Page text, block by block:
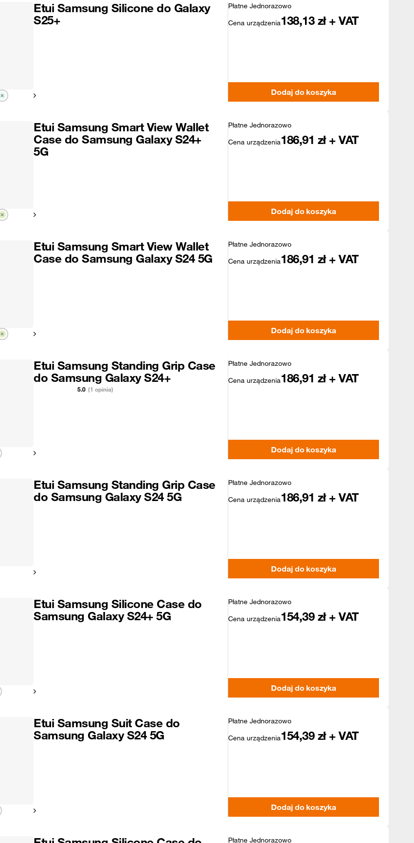
Pokaż następny
Etui Samsung Silicone do Galaxy
S25+
Płatne Jednorazowo
Cena urządzenia138,13 zł + VAT
Dodaj do koszyka
Pokaż następny
Etui Samsung Smart View Wallet
Case do Samsung Galaxy S24+
5G
Płatne Jednorazowo
Cena urządzenia186,91 zł + VAT
Dodaj do koszyka
Pokaż następny
Etui Samsung Smart View Wallet
Case do Samsung Galaxy S24 5G
Płatne Jednorazowo
Cena urządzenia186,91 zł + VAT
Dodaj do koszyka
Pokaż następny
Etui Samsung Standing Grip Case
do Samsung Galaxy S24+
5.0 (1 opinia)
Płatne Jednorazowo
Cena urządzenia186,91 zł + VAT
Dodaj do koszyka
Pokaż następny
Etui Samsung Standing Grip Case
do Samsung Galaxy S24 5G
Płatne Jednorazowo
Cena urządzenia186,91 zł + VAT
Dodaj do koszyka
Pokaż następny
Etui Samsung Silicone Case do
Samsung Galaxy S24+ 5G
Płatne Jednorazowo
Cena urządzenia154,39 zł + VAT
Dodaj do koszyka
Pokaż następny
Etui Samsung Suit Case do
Samsung Galaxy S24 5G
Płatne Jednorazowo
Cena urządzenia154,39 zł + VAT
Dodaj do koszyka
Płatne Jednorazowo